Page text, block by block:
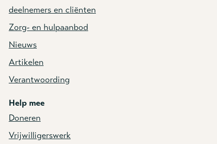
deelnemers en cliënten
Zorg- en hulpaanbod
Nieuws
Artikelen
Verantwoording
Help mee
Doneren
Vrijwilligerswerk